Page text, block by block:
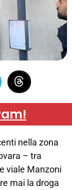
nella zona
– tra
viale Manzoni
mai la droga